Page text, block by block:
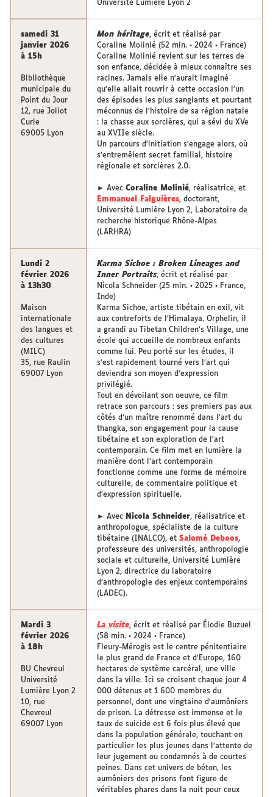
Université Lumière Lyon 2
samedi 31
janvier 2026
à 15h
Bibliothèque
municipale du
Point du Jour
12, rue Joliot
Curie
69005 Lyon
Mon héritage, écrit et réalisé par
Coraline Molinié (52 min. • 2024 • France)
Coraline Molinié revient sur les terres de
son enfance, décidée à mieux connaître ses
racines. Jamais elle n’aurait imaginé
qu’elle allait rouvrir à cette occasion l’un
des épisodes les plus sanglants et pourtant
méconnus de l’histoire de sa région natale
: la chasse aux sorcières, qui a sévi du XVe
au XVIIe siècle.
Un parcours d’initiation s’engage alors, où
s’entremêlent secret familial, histoire
régionale et sorcières 2.0.
► Avec Coraline Molinié, réalisatrice, et
Emmanuel Falguières, doctorant,
Université Lumière Lyon 2, Laboratoire de
recherche historique Rhône-Alpes
(LARHRA)
Lundi 2
février 2026
à 13h30
Maison
internationale
des langues et
des cultures
(MILC)
35, rue Raulin
69007 Lyon
Karma Sichoe : Broken Lineages and
Inner Portraits, écrit et réalisé par
Nicola Schneider (25 min. • 2025 • France,
Inde)
Karma Sichoe, artiste tibétain en exil, vit
aux contreforts de l’Himalaya. Orphelin, il
a grandi au Tibetan Children’s Village, une
école qui accueille de nombreux enfants
comme lui. Peu porté sur les études, il
s’est rapidement tourné vers l’art qui
deviendra son moyen d’expression
privilégié.
Tout en dévoilant son oeuvre, ce film
retrace son parcours : ses premiers pas aux
côtés d’un maître renommé dans l’art du
thangka, son engagement pour la cause
tibétaine et son exploration de l’art
contemporain. Ce film met en lumière la
manière dont l’art contemporain
fonctionne comme une forme de mémoire
culturelle, de commentaire politique et
d’expression spirituelle.
► Avec Nicola Schneider, réalisatrice et
anthropologue, spécialiste de la culture
tibétaine (INALCO), et Salomé Deboos,
professeure des universités, anthropologie
sociale et culturelle, Université Lumière
Lyon 2, directrice du laboratoire
d’anthropologie des enjeux contemporains
(LADEC).
Mardi 3
février 2026
à 18h
BU Chevreul
Université
Lumière Lyon 2
10, rue
Chevreul
69007 Lyon
La visite, écrit et réalisé par Élodie Buzuel
(58 min. • 2024 • France)
Fleury-Mérogis est le centre pénitentiaire
le plus grand de France et d’Europe, 160
hectares de système carcéral, une ville
dans la ville. Ici se croisent chaque jour 4
000 détenus et 1 600 membres du
personnel, dont une vingtaine d’aumôniers
de prison. La détresse est immense et le
taux de suicide est 6 fois plus élevé que
dans la population générale, touchant en
particulier les plus jeunes dans l’attente de
leur jugement ou condamnés à de courtes
peines. Dans cet univers de béton, les
aumôniers des prisons font figure de
véritables phares dans la nuit pour ceux